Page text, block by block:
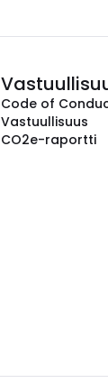
Code of
Vastuullisuus
CO2e-raportti